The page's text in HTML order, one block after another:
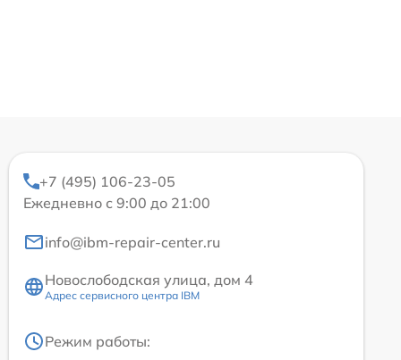
+7 (495) 106-23-05
Ежедневно с 9:00 до 21:00
info@ibm-repair-center.ru
Новослободская улица, дом 4
Адрес сервисного центра IBM
Режим работы: